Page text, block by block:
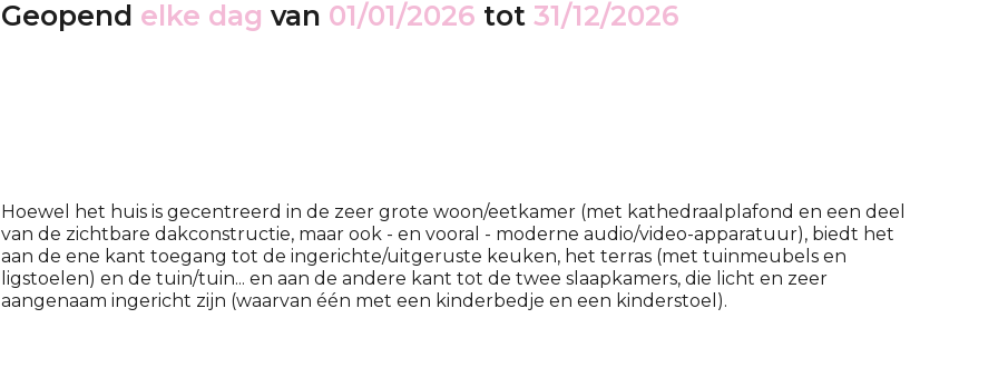
Geopend elke dag van 01/01/2026 tot 31/12/2026
Hoewel het huis is gecentreerd in de zeer grote woon/eetkamer (met kathedraalplafond en een deel
van de zichtbare dakconstructie, maar ook - en vooral - moderne audio/video-apparatuur), biedt het
aan de ene kant toegang tot de ingerichte/uitgeruste keuken, het terras (met tuinmeubels en
ligstoelen) en de tuin/tuin... en aan de andere kant tot de twee slaapkamers, die licht en zeer
aangenaam ingericht zijn (waarvan één met een kinderbedje en een kinderstoel).